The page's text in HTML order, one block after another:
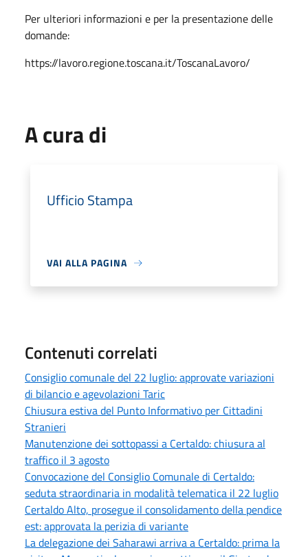
Per ulteriori informazioni e per la presentazione delle
domande:
https://lavoro.regione.toscana.it/ToscanaLavoro/
A cura di
Ufficio Stampa
VAI ALLA PAGINA
Contenuti correlati
Consiglio comunale del 22 luglio: approvate variazioni
di bilancio e agevolazioni Taric
Chiusura estiva del Punto Informativo per Cittadini
Stranieri
Manutenzione dei sottopassi a Certaldo: chiusura al
traffico il 3 agosto
Convocazione del Consiglio Comunale di Certaldo:
seduta straordinaria in modalità telematica il 22 luglio
Certaldo Alto, prosegue il consolidamento della pendice
est: approvata la perizia di variante
La delegazione dei Saharawi arriva a Certaldo: prima la